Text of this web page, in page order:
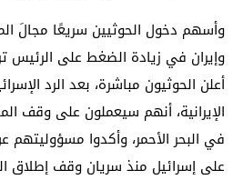
وأسهم دخول الحوثيين سريعًا مجالَ
وإيران في زيادة الضغط على الرئيس
أعلن الحوثيون مباشرة، بعد الرد
الإيرانية، أنهم سيعملون على وقف
في البحر الأحمر، وأكدوا
على إسرائيل منذ سريان وقف إطلاق